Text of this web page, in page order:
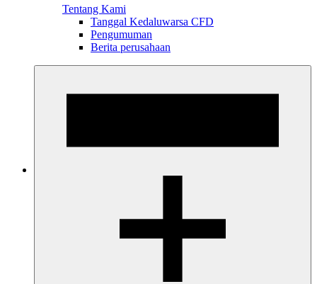
Tentang Kami
Tanggal Kedaluwarsa CFD
Pengumuman
Berita perusahaan